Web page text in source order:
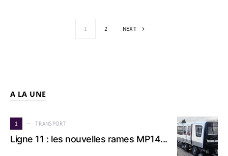
Pagination
1 2 NEXT
A LA UNE
1 TRANSPORT
Ligne 11 : les nouvelles rames MP14...